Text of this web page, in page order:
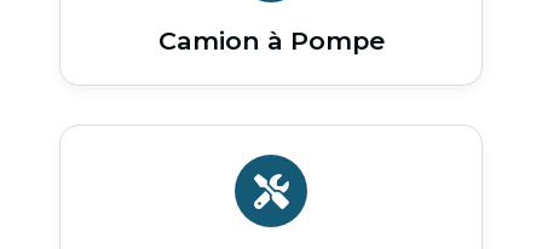
Camion à Pompe